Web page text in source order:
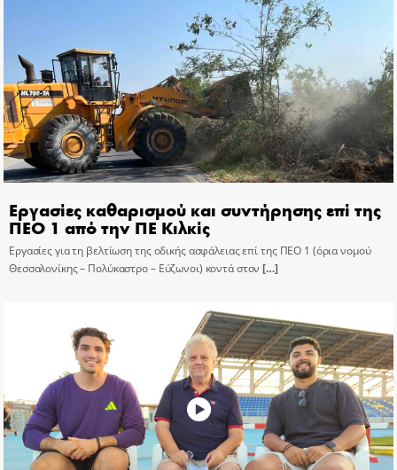
Εργασίες καθαρισμού και συντήρησης επί της
ΠΕΟ 1 από την ΠΕ Κιλκίς
Εργασίες για τη βελτίωση της οδικής ασφάλειας επί της ΠΕΟ 1 (όρια νομού
Θεσσαλονίκης – Πολύκαστρο – Εύζωνοι) κοντά στον […]